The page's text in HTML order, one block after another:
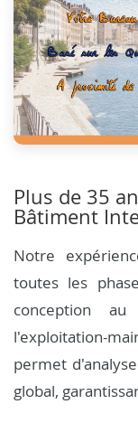
Plus de 35
Bâtiment
Notre
toutes les
conception
l'exploitation-
permet
global,